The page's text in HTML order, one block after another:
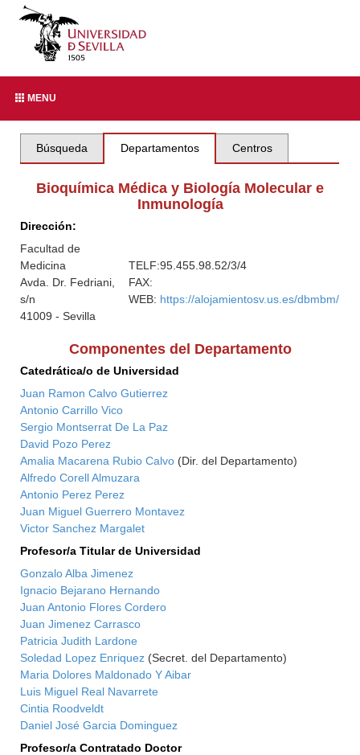
MENU
Búsqueda Departamentos Centros
Bioquímica Médica y Biología Molecular e
Inmunología
Dirección:
Facultad de
Medicina
Avda. Dr. Fedriani,
s/n
41009 - Sevilla
TELF:95.455.98.52/3/4
FAX:
WEB: https://alojamientosv.us.es/dbmbm/
Componentes del Departamento
Catedrática/o de Universidad
Juan Ramon Calvo Gutierrez
Antonio Carrillo Vico
Sergio Montserrat De La Paz
David Pozo Perez
Amalia Macarena Rubio Calvo (Dir. del Departamento)
Alfredo Corell Almuzara
Antonio Perez Perez
Juan Miguel Guerrero Montavez
Victor Sanchez Margalet
Profesor/a Titular de Universidad
Gonzalo Alba Jimenez
Ignacio Bejarano Hernando
Juan Antonio Flores Cordero
Juan Jimenez Carrasco
Patricia Judith Lardone
Soledad Lopez Enriquez (Secret. del Departamento)
Maria Dolores Maldonado Y Aibar
Luis Miguel Real Navarrete
Cintia Roodveldt
Daniel José Garcia Dominguez
Profesor/a Contratado Doctor